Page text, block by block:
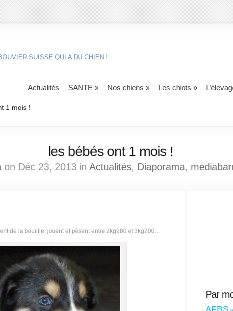
SUISSE QUI A DU CHIEN !
Actualités SANTE » Nos chiens » Les chiots »
1 mois !
les bébés ont 1 mois !
on Déc 23, 2013 in Actualités, Diaporama,
de la bouillie, jouent et pèsent entre 2kg980 et 3kg200…
Par
AFBS